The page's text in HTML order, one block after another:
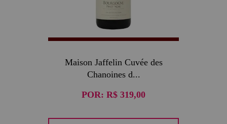
Maison Jaffelin Cuvée des
Chanoines d...
POR: R$ 319,00